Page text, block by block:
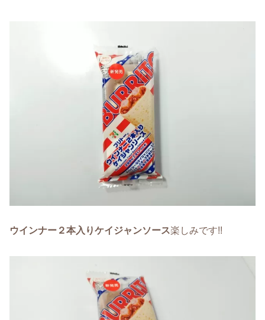
ウインナー２本入りケイジャンソース楽しみです!!